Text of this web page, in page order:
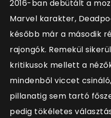
2016-ban debütált a
Marvel karakter,
később már a második
rajongók. Remekül
kritikusok mellett a
mindenből viccet
pillanatig sem tartó
pedig tökéletes